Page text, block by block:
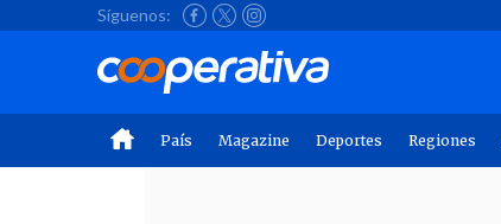
Síguenos:
País Magazine Deportes Regiones